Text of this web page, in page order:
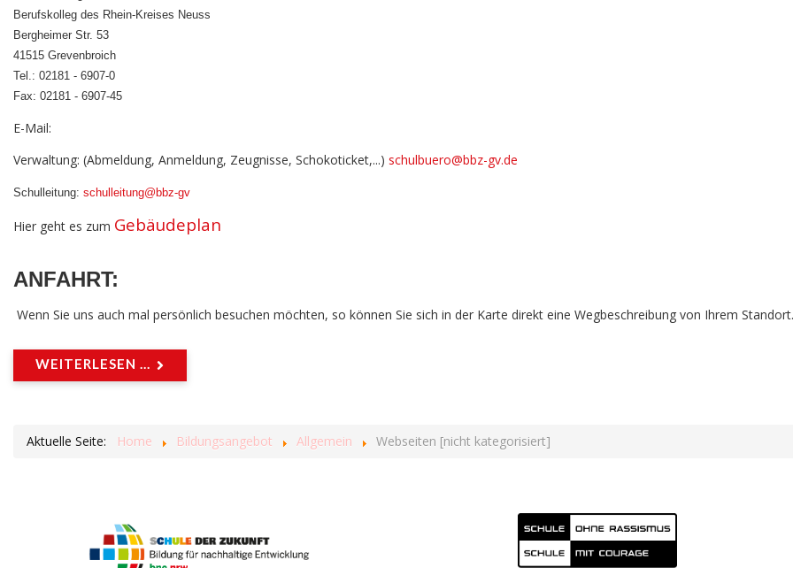
Berufskolleg des Rhein-Kreises Neuss
Bergheimer Str. 53
41515 Grevenbroich
Tel.: 02181 - 6907-0
Fax: 02181 - 6907-45
E-Mail:
Verwaltung: (Abmeldung, Anmeldung, Zeugnisse, Schokoticket,...) schulbuero@bbz-gv.de
Schulleitung: schulleitung@bbz-gv
Hier geht es zum Gebäudeplan
ANFAHRT:
Wenn Sie uns auch mal persönlich besuchen möchten, so können Sie sich in der Karte direkt eine Wegbeschreibung von Ihrem
WEITERLESEN ...
Aktuelle Seite: Home Bildungsangebot Allgemein Webseiten [nicht kategorisiert]